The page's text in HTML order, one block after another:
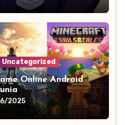
Uncategorized
Online Android
2025